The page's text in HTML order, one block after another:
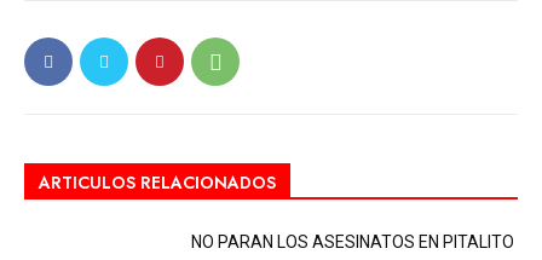
ARTICULOS RELACIONADOS
NO PARAN LOS ASESINATOS EN PITALITO